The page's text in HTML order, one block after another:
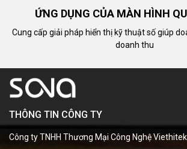
ỨNG DỤNG CỦA MÀN HÌNH
Cung cấp giải pháp hiển thị kỹ thuật số giúp
doanh thu
THÔNG TIN CÔNG TY
Công ty TNHH Thương Mại Công Nghệ